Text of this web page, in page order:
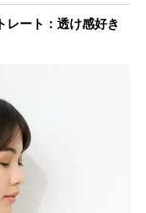
レート：透け感好き